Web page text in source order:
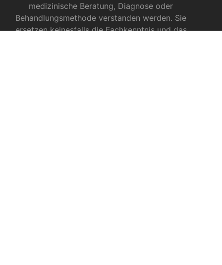
medizinische Beratung, Diagnose oder
Behandlungsmethode verstanden werden. Sie
ersetzen keinesfalls die Fachkenntnis und das